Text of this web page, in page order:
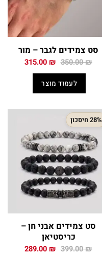
סט צמידים לגבר – מור
350.00₪ המחיר
350.00 ₪.
315.00 ₪ המחיר
לעמוד מוצר
28% חיסכון
סט צמידים אבני חן –
כריסטיאן
399.00₪ המחיר
289.00 ₪ המחיר